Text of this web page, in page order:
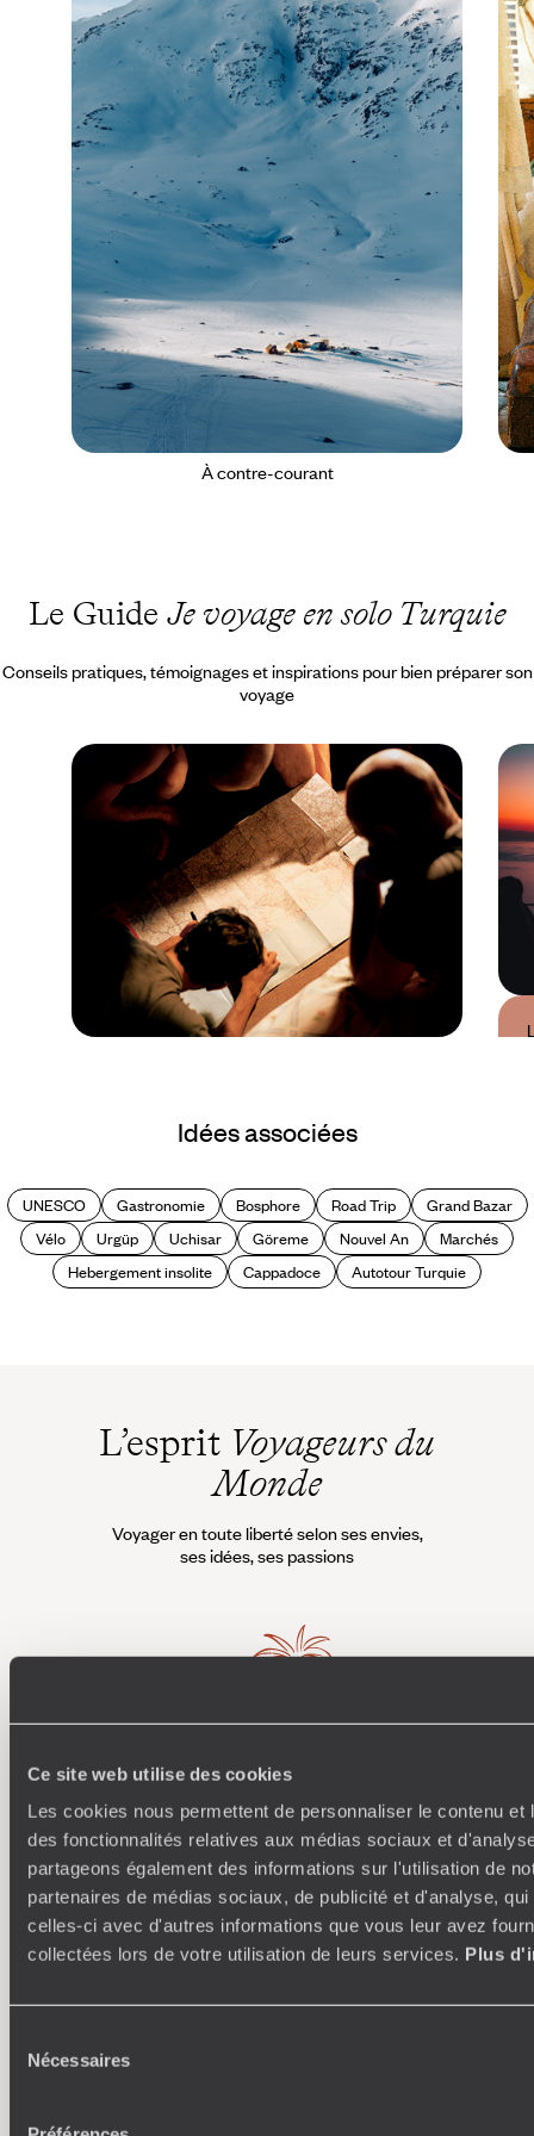
Ce site web utilise des cookies
Les cookies nous permettent de personnaliser le contenu et
des fonctionnalités relatives aux médias sociaux et
partageons également des informations sur l'utilisation de
partenaires de médias sociaux, de publicité et d'analyse,
celles-ci avec d'autres informations que vous leur avez
collectées lors de votre utilisation de leurs services. Plus
Nécessaires
À contre-courant
Le Guide Je voyage en solo Turquie
Conseils pratiques, témoignages et inspirations pour bien préparer son
voyage
Quand partir en
Turquie ?
Idées associées
UNESCO Gastronomie Bosphore Road Trip
Grand Bazar
Vélo
Urgüp Uchisar Göreme Nouvel An
Marchés
Hebergement insolite
Cappadoce Autotour Turquie
L’esprit Voyageurs du
Monde
Voyager en toute liberté selon ses envies,
ses idées, ses passions
Où je veux
250 conseillers spécialisés par pays et par régions :
Amoureux du beau jamais à court d’idées, ils vous
inspirent et créent un voyage ultra-personnalisé :
étapes, hébergements, ateliers, rencontres…